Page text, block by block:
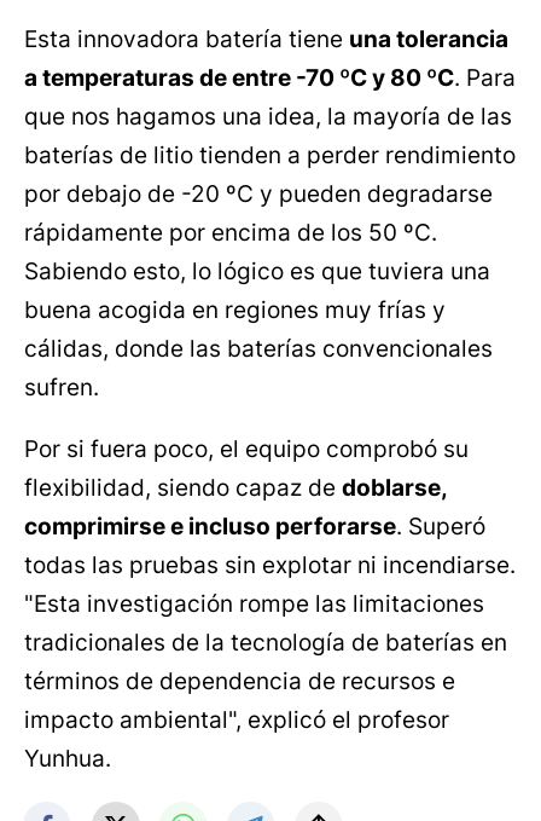
Esta innovadora batería tiene una tolerancia
a temperaturas de entre -70 ºC y 80 ºC. Para
que nos hagamos una idea, la mayoría de las
baterías de litio tienden a perder rendimiento
por debajo de -20 ºC y pueden degradarse
rápidamente por encima de los 50 ºC.
Sabiendo esto, lo lógico es que tuviera una
buena acogida en regiones muy frías y
cálidas, donde las baterías convencionales
sufren.
Por si fuera poco, el equipo comprobó su
flexibilidad, siendo capaz de doblarse,
comprimirse e incluso perforarse. Superó
todas las pruebas sin explotar ni incendiarse.
"Esta investigación rompe las limitaciones
tradicionales de la tecnología de baterías en
términos de dependencia de recursos e
impacto ambiental", explicó el profesor
Yunhua.